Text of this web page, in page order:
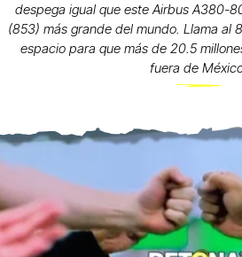
despega igual que este Airbus A380-
(853) más grande del mundo. Llama al
espacio para que más de 20.5
fuera de